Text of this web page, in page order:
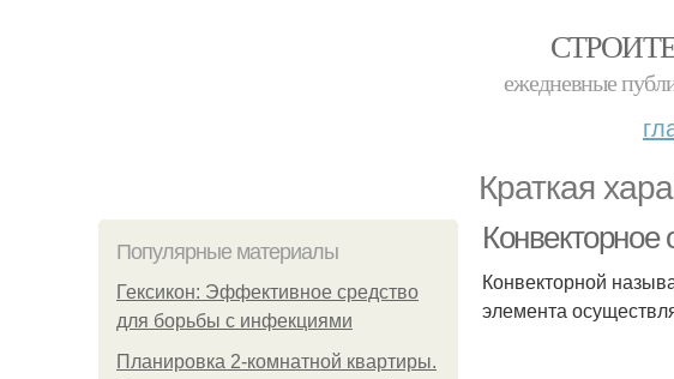
ежедневные
Краткая
Популярные материалы
Гексикон: Эффективное средство
для борьбы с инфекциями
Планировка 2-комнатной квартиры.
Конвекторное
Конвекторной
элемента